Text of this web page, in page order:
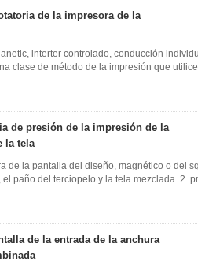
de la impresora de la
interter controlado, conducción
clase de método de la impresión que
de presión de la impresión de la
la tela
de la pantalla del diseño, magnético o del
paño del terciopelo y la tela mezclada. 2.
de la entrada de la anchura